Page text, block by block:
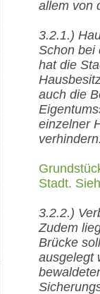
allem von
3.2.1.)
Schon bei
hat die
auch die
einzelner
Stadt.
3.2.2.)
Zudem
Brücke
ausgelegt